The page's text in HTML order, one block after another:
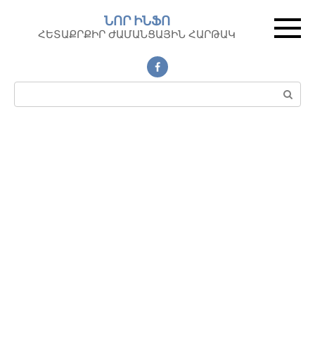
контенту
ՆՈՐ ԻՆՖՈ
ՀԵՏԱՔՐՔԻՐ ԺԱՄԱՆՑԱՅԻՆ ՀԱՐԹԱԿ
Поиск: